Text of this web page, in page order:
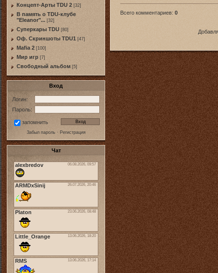
Концепт-Арты TDU 2 [32]
В память о TDU-клубе
"Eleanor"... [32]
Суперкары TDU [80]
Оф. Скриншоты TDU1 [47]
Mafia 2 [100]
Мир игр [7]
Свободный альбом [5]
Вход
Логин:
Пароль:
запомнить
Забыл пароль· Регистрация
Чат
Всего комментариев: 0